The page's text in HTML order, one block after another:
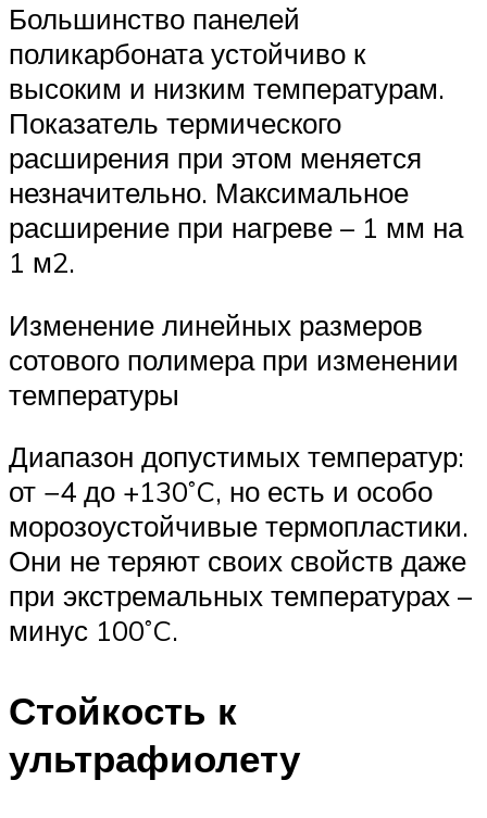
Большинство панелей
поликарбоната устойчиво к
высоким и низким температурам.
Показатель термического
расширения при этом меняется
незначительно. Максимальное
расширение при нагреве – 1 мм на
1 м2.
Изменение линейных размеров
сотового полимера при изменении
температуры
Диапазон допустимых температур:
от −4 до +130˚C, но есть и особо
морозоустойчивые термопластики.
Они не теряют своих свойств даже
при экстремальных температурах –
минус 100˚C.
Стойкость к
ультрафиолету